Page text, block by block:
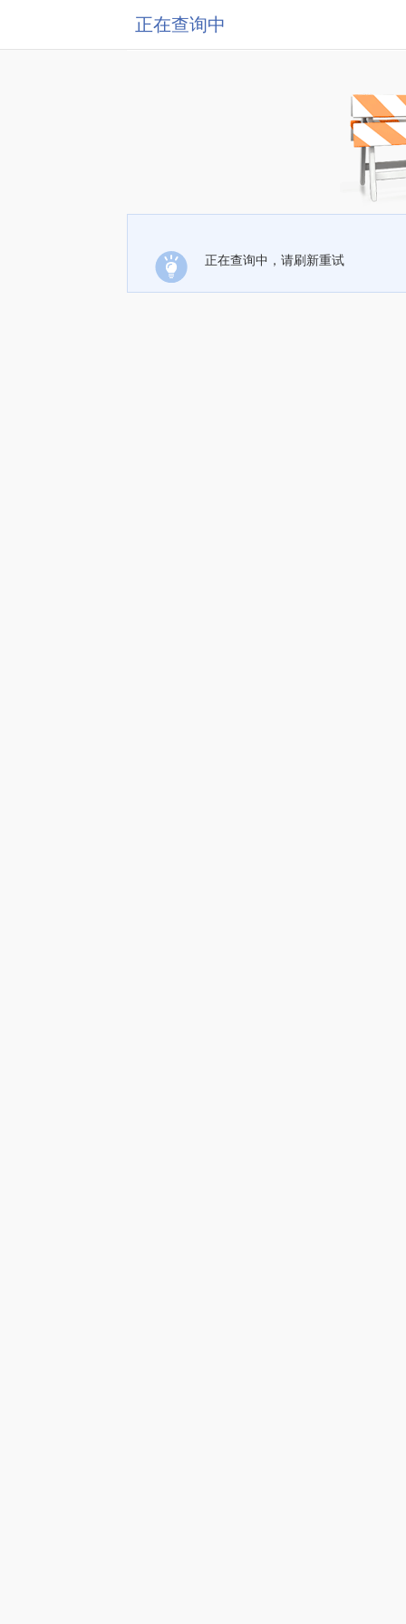
正在查询中
正在查询中，请刷新重试